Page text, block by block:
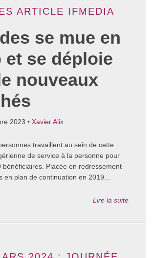
ARTICLE IFMEDIA
se mue en
et se déploie
nouveaux
2023 • Xavier Alix
travaillent au sein de cette
de service à la personne pour
bénéficiaires. Placée en redressement
en plan de continuation en 2019...
Lire la suite